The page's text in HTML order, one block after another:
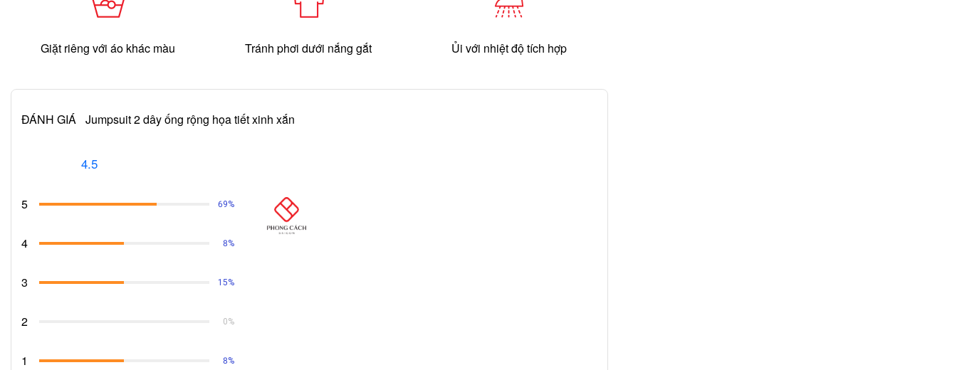
ĐÁNH GIÁ Jumpsuit 2 dây ống rộng họa tiết xinh xắn
4.5
5
4
3
69%
15%
8%
2
1
0%
8%
Giặt riêng với áo khác màu Tránh phơi dưới nắng gắt Ủi với nhiệt độ tích hợp